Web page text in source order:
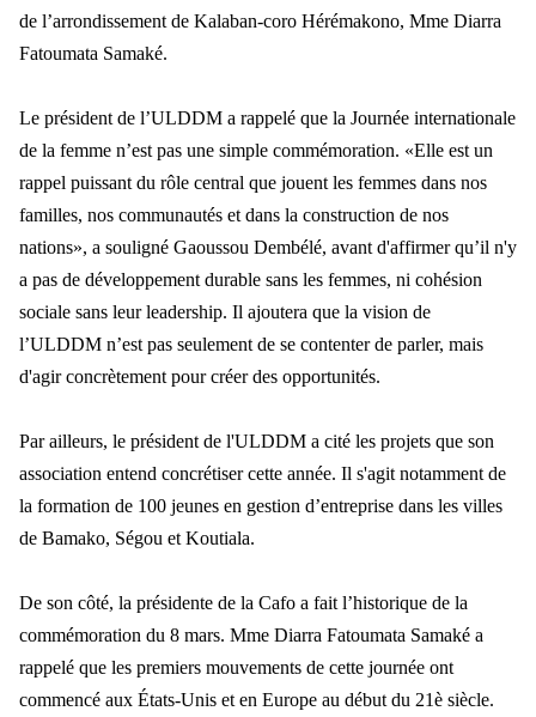
de l’arrondissement de Kalaban-coro Hérémakono, Mme Diarra
Fatoumata Samaké.
Le président de l’ULDDM a rappelé que la Journée internationale
de la femme n’est pas une simple commémoration. «Elle est un
rappel puissant du rôle central que jouent les femmes dans nos
familles, nos communautés et dans la construction de nos
nations», a souligné Gaoussou Dembélé, avant d'affirmer qu’il n'y
a pas de développement durable sans les femmes, ni cohésion
sociale sans leur leadership. Il ajoutera que la vision de
l’ULDDM n’est pas seulement de se contenter de parler, mais
d'agir concrètement pour créer des opportunités.
Par ailleurs, le président de l'ULDDM a cité les projets que son
association entend concrétiser cette année. Il s'agit notamment de
la formation de 100 jeunes en gestion d’entreprise dans les villes
de Bamako, Ségou et Koutiala.
De son côté, la présidente de la Cafo a fait l’historique de la
commémoration du 8 mars. Mme Diarra Fatoumata Samaké a
rappelé que les premiers mouvements de cette journée ont
commencé aux États-Unis et en Europe au début du 21è siècle.